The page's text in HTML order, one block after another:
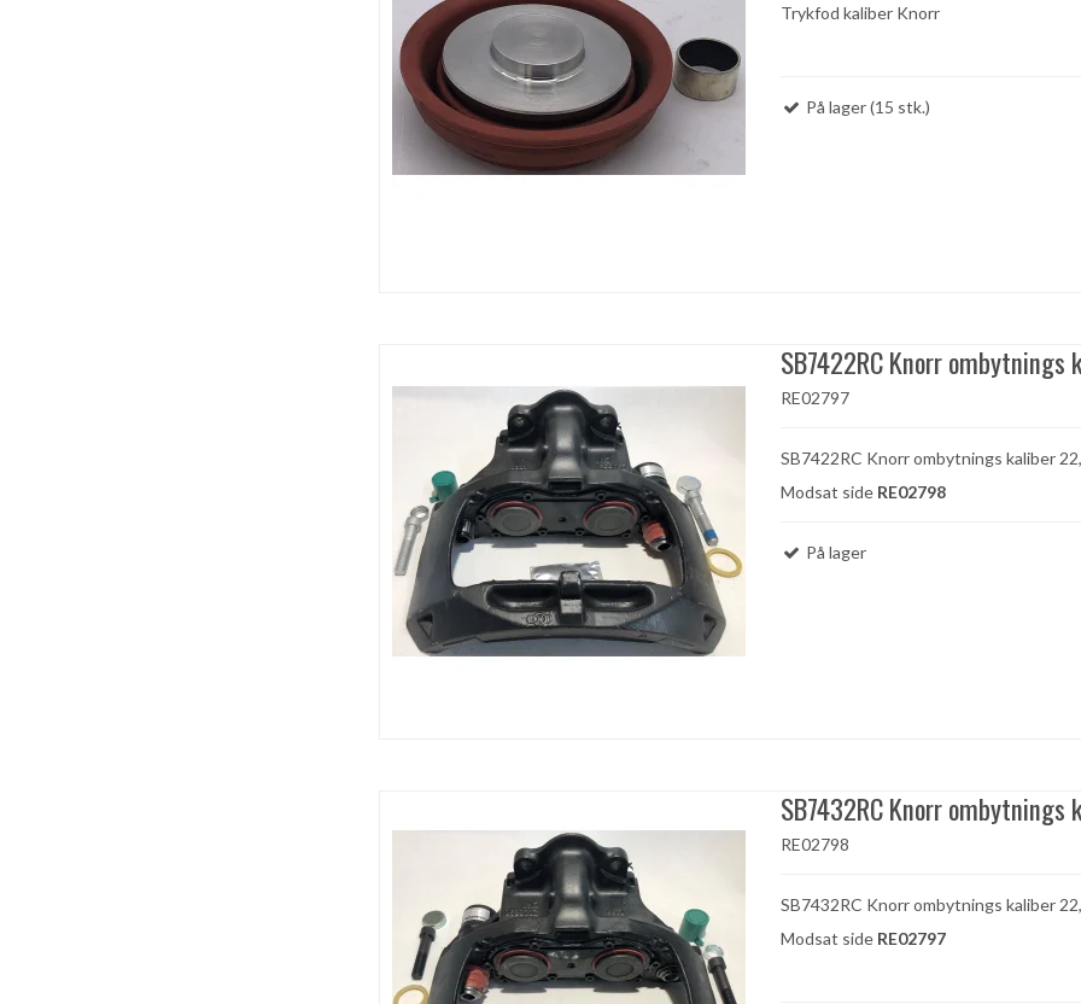
Trykfod kaliber Knorr
På lager (15 stk.)
SB7422RC Knorr ombytnings
RE02797
SB7422RC Knorr ombytnings kaliber
Modsat side RE02798
På lager
SB7432RC Knorr ombytnings
RE02798
SB7432RC Knorr ombytnings kaliber
Modsat side RE02797